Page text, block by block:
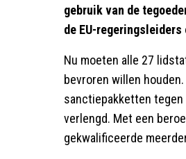
gebruik van de
de EU-
Nu moeten alle 27
bevroren willen
sanctiepakketten tegen
verlengd. Met een
gekwalificeerde